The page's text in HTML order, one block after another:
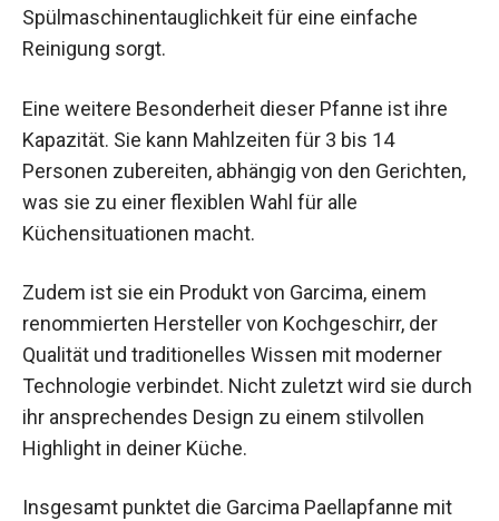
Spülmaschinentauglichkeit für eine einfache
Reinigung sorgt.
Eine weitere Besonderheit dieser Pfanne ist ihre
Kapazität. Sie kann Mahlzeiten für 3 bis 14
Personen zubereiten, abhängig von den Gerichten,
was sie zu einer flexiblen Wahl für alle
Küchensituationen macht.
Zudem ist sie ein Produkt von Garcima, einem
renommierten Hersteller von Kochgeschirr, der
Qualität und traditionelles Wissen mit moderner
Technologie verbindet. Nicht zuletzt wird sie durch
ihr ansprechendes Design zu einem stilvollen
Highlight in deiner Küche.
Insgesamt punktet die Garcima Paellapfanne mit